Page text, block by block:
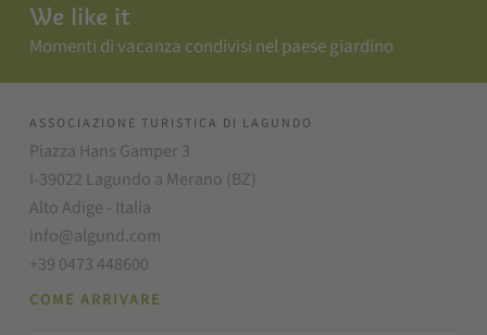
We like it
Momenti di vacanza condivisi nel paese giardino
ASSOCIAZIONE TURISTICA DI LAGUNDO
Piazza Hans Gamper 3
I-39022 Lagundo a Merano (BZ)
Alto Adige - Italia
info@algund.com
+39 0473 448600
COME ARRIVARE